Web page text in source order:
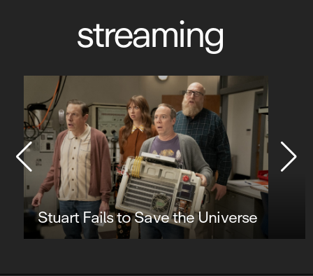
streaming
Stuart Fails to Save the Universe